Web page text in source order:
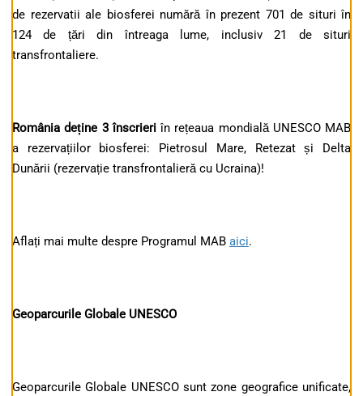
de rezervatii ale biosferei numără în prezent 701 de situri în
124 de țări din întreaga lume, inclusiv 21 de situri
transfrontaliere.
România deține 3 înscrieriîn rețeaua mondială UNESCO MAB
a rezervațiilor biosferei: Pietrosul Mare, Retezat și Delta
Dunării (rezervație transfrontalieră cu Ucraina)!
Aflați mai multe despre Programul MAB aici.
Geoparcurile Globale UNESCO
Geoparcurile Globale UNESCO sunt zone geografice unificate,